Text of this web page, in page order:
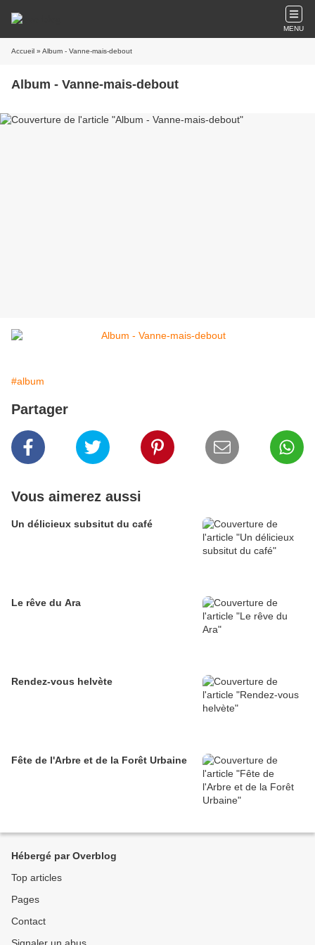
MENU
Accueil » Album - Vanne-mais-debout
Album - Vanne-mais-debout
#album
Partager
Vous aimerez aussi
Un délicieux subsitut du café
Le rêve du Ara
Rendez-vous helvète
Fête de l'Arbre et de la Forêt Urbaine
Hébergé par Overblog
Top articles
Pages
Contact